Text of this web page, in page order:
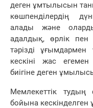
деген ұмтылысын
көшпенділердің
алады және
адалдық, өрлік пен
тәрізді
кескіні жас
биігіне деген
Мемлекеттік тудың
бойына